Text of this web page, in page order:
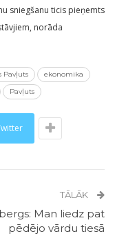
sniegšanu ticis pieņemts
norāda
Pavļuts
ekonomika
Pavļuts
TĀLĀK
Man liedz pat
pēdējo vārdu tiesā